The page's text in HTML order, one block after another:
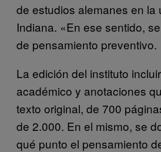
de estudios alemanes en la
Indiana. «En ese sentido,
de pensamiento preventivo.
La edición del instituto
académico y anotaciones
texto original, de 700
de 2.000. En el mismo, se
qué punto el pensamiento